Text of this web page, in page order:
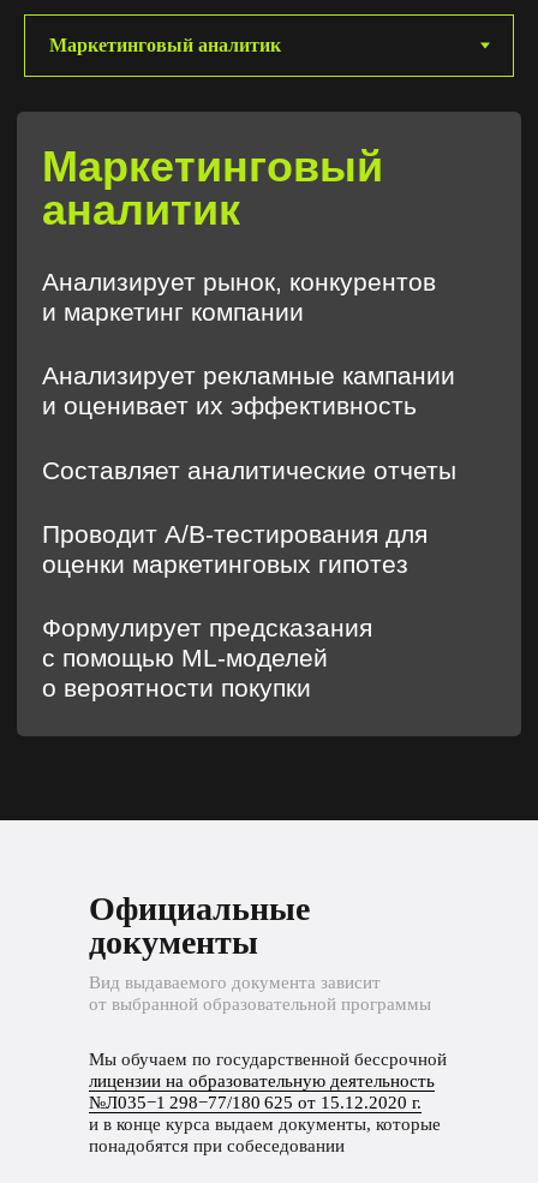
Вид выдаваемого документа зависит
от выбранной образовательной программы
Официальные
документы
Мы обучаем по государственной бессрочной
лицензии на образовательную деятельность
№Л035−1 298−77/180 625 от 15.12.2020 г.
и в конце курса выдаем документы, которые
понадобятся при собеседовании